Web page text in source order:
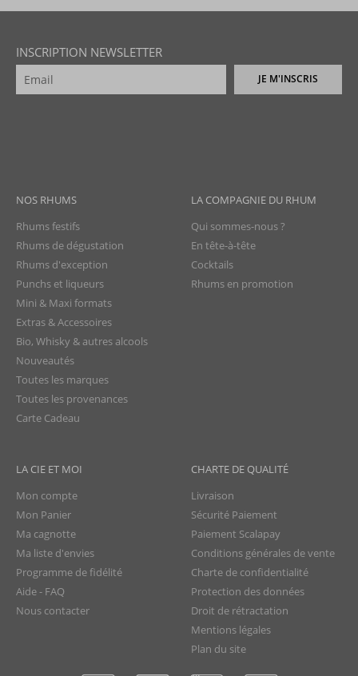
INSCRIPTION NEWSLETTER
JE M'INSCRIS
NOS RHUMS
Rhums festifs
Rhums de dégustation
Rhums d'exception
Punchs et liqueurs
Mini & Maxi formats
Extras & Accessoires
Bio, Whisky & autres alcools
Nouveautés
Toutes les marques
Toutes les provenances
Carte Cadeau
LA COMPAGNIE DU RHUM
Qui sommes-nous ?
En tête-à-tête
Cocktails
Rhums en promotion
LA CIE ET MOI
Mon compte
Mon Panier
Ma cagnotte
Ma liste d'envies
Programme de fidélité
Aide - FAQ
Nous contacter
CHARTE DE QUALITÉ
Livraison
Sécurité Paiement
Paiement Scalapay
Conditions générales de vente
Charte de confidentialité
Protection des données
Droit de rétractation
Mentions légales
Plan du site